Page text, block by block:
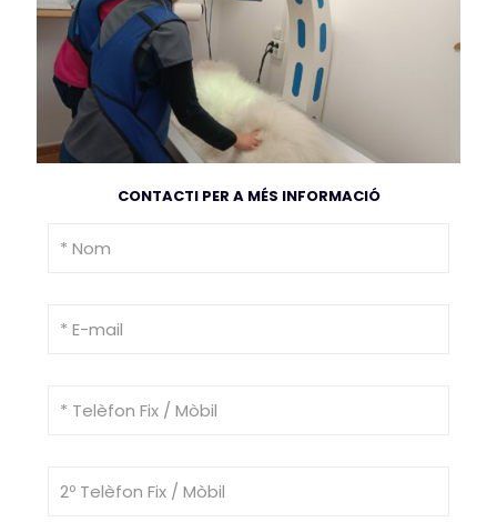
CONTACTI PER A MÉS INFORMACIÓ